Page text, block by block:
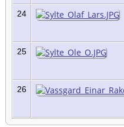
24
25
26